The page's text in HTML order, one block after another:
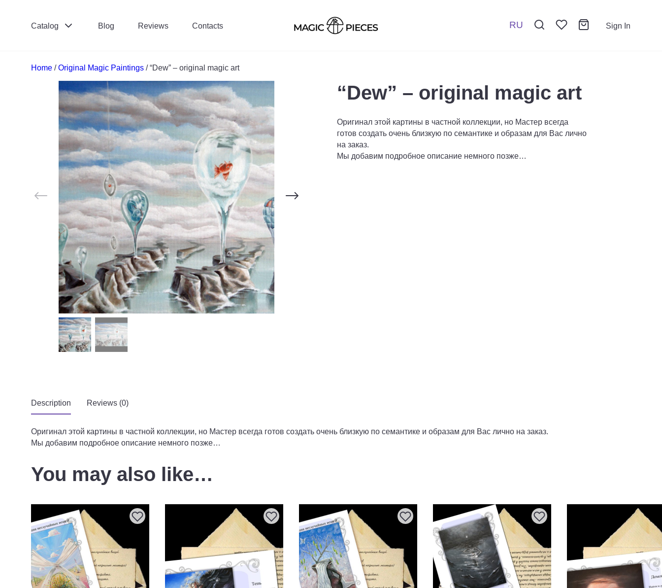
Catalog Blog Reviews Contacts RU Sign In
Отправить
Home /Original Magic Paintings / “Dew” – original magic art
“Dew” – original magic art
Оригинал этой картины в частной коллекции, но Мастер всегда
готов создать очень близкую по семантике и образам для Вас лично
на заказ.
Мы добавим подробное описание немного позже…
Description Reviews (0)
Оригинал этой картины в частной коллекции, но Мастер всегда готов создать очень близкую по семантике и образам для Вас лично на заказ.
Мы добавим подробное описание немного позже…
You may also like…